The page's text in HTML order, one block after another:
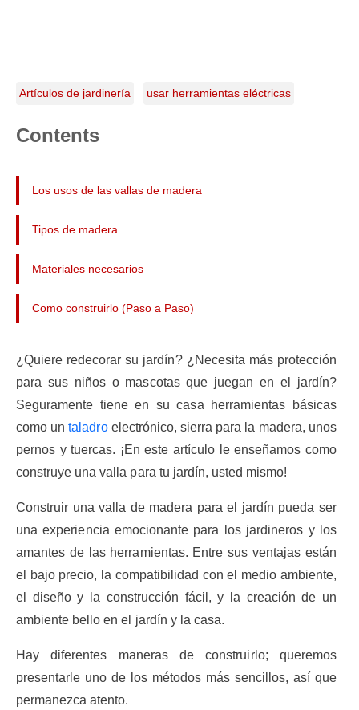
Artículos de jardinería usar herramientas eléctricas
Contents
Los usos de las vallas de madera
Tipos de madera
Materiales necesarios
Como construirlo (Paso a Paso)
¿Quiere redecorar su jardín? ¿Necesita más protección
para sus niños o mascotas que juegan en el jardín?
Seguramente tiene en su casa herramientas básicas
como untaladro electrónico, sierra para la madera, unos
pernos y tuercas. ¡En este artículo le enseñamos como
construye una valla para tu jardín, usted mismo!
Construir una valla de madera para el jardín pueda ser
una experiencia emocionante para los jardineros y los
amantes de las herramientas. Entre sus ventajas están
el bajo precio, la compatibilidad con el medio ambiente,
el diseño y la construcción fácil, y la creación de un
ambiente bello en el jardín y la casa.
Hay diferentes maneras de construirlo; queremos
presentarle uno de los métodos más sencillos, así que
permanezca atento.